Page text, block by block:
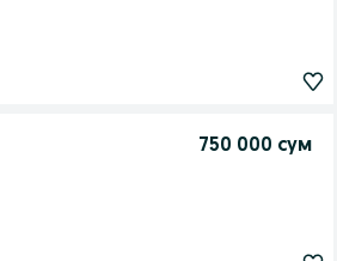
750 000 сум